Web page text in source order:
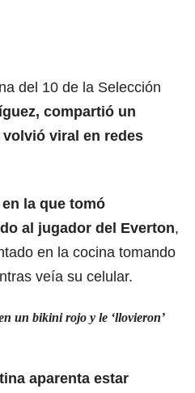
del 10 de la Selección
compartió un
viral en redes
la que tomó
al jugador del Everton,
en la cocina tomando
veía su celular.
un bikini rojo y le ‘llovieron’
aparenta estar